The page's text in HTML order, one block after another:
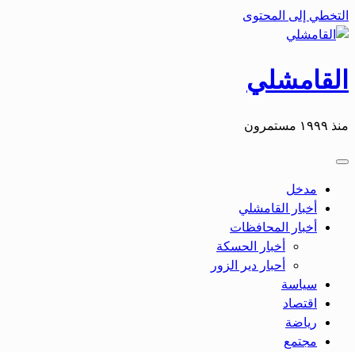
التخطي إلى المحتوى
القامشلي
منذ ١٩٩٩ مستمرون
مدخل
أخبار القامشلي
أخبار المحافظات
أخبار الحسكة
أحبار دير الزور
سياسة
اقتصاد
رياضة
مجتمع